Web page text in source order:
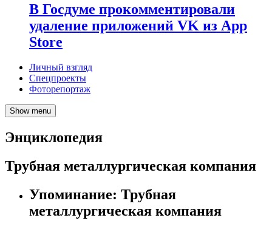
В Госдуме прокомментировали
удаление приложений VK из App
Store
Личный взгляд
Спецпроекты
Фоторепортаж
Show menu
Энциклопедия
Трубная металлургическая компания
Упоминание: Трубная
металлургическая компания